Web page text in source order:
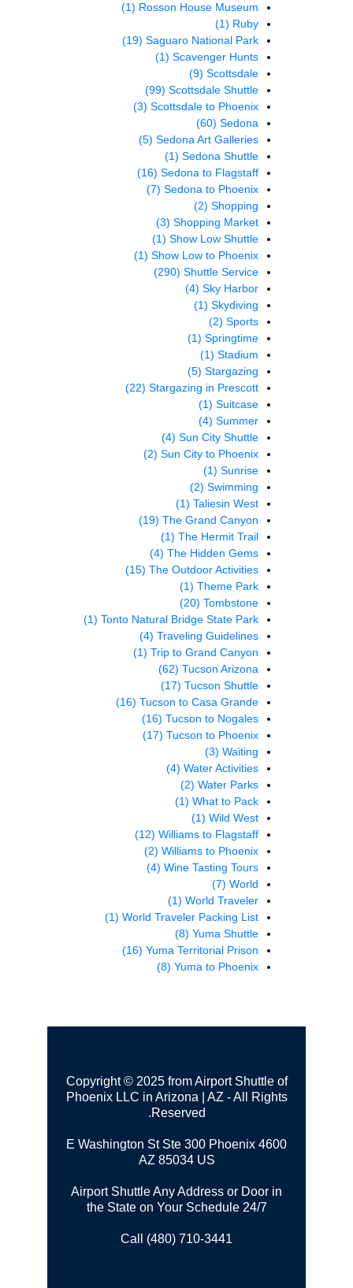
Rosson House Museum
(1)
Ruby
(1)
Saguaro National Park
(19)
Scavenger Hunts
(1)
Scottsdale
(9)
Scottsdale Shuttle
(99)
Scottsdale to Phoenix
(3)
Sedona
(60)
Sedona Art Galleries
(5)
Sedona Shuttle
(1)
Sedona to Flagstaff
(16)
Sedona to Phoenix
(7)
Shopping
(2)
Shopping Market
(3)
Show Low Shuttle
(1)
Show Low to Phoenix
(1)
Shuttle Service
(290)
Sky Harbor
(4)
Skydiving
(1)
Sports
(2)
Springtime
(1)
Stadium
(1)
Stargazing
(5)
Stargazing in Prescott
(22)
Suitcase
(1)
Summer
(4)
Sun City Shuttle
(4)
Sun City to Phoenix
(2)
Sunrise
(1)
Swimming
(2)
Taliesin West
(1)
The Grand Canyon
(19)
The Hermit Trail
(1)
The Hidden Gems
(4)
The Outdoor Activities
(15)
Theme Park
(1)
Tombstone
(20)
Tonto Natural Bridge State Park
(1)
Traveling Guidelines
(4)
Trip to Grand Canyon
(1)
Tucson Arizona
(62)
Tucson Shuttle
(17)
Tucson to Casa Grande
(16)
Tucson to Nogales
(16)
Tucson to Phoenix
(17)
Waiting
(3)
Water Activities
(4)
Water Parks
(2)
What to Pack
(1)
Wild West
(1)
Williams to Flagstaff
(12)
Williams to Phoenix
(2)
Wine Tasting Tours
(4)
World
(7)
World Traveler
(1)
World Traveler Packing List
(1)
Yuma Shuttle
(8)
Yuma Territorial Prison
(16)
Yuma to Phoenix
(8)
Copyright © 2025 from Airport Shuttle of
Phoenix LLC in Arizona | AZ - All Rights
Reserved.
4600 E Washington St Ste 300
Phoenix
AZ 85034 US
Airport Shuttle Any Address or Door in
the State on Your Schedule 24/7
Call (480) 710-3441